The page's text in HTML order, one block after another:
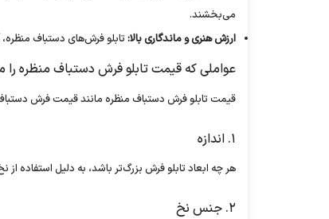
می‌بخشند.
ارزش هنری و ماندگاری بالا:تابلو فرش‌های دستباف
عواملی که قیمت تابلو فرش دستباف منظره
قیمت تابلو فرش دستباف منظره مانند قیمت فرش
۱. اندازه
هر چه ابعاد تابلو فرش بزرگ‌تر باشد، به دلیل استفاده
۲. جنس نخ